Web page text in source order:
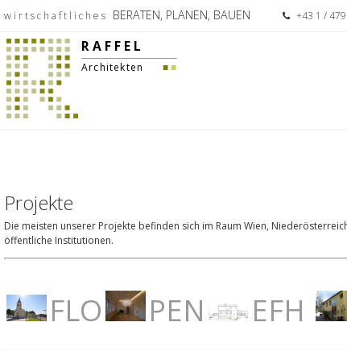
w i r t s c h a f t l i c h e s BERATEN, PLANEN, BAUEN +43 1 /
R A F F E L
Architekten ■■
Projekte
Die meisten unserer Projekte befinden sich im Raum Wien,
öffentliche Institutionen.
FLO PEN EFH